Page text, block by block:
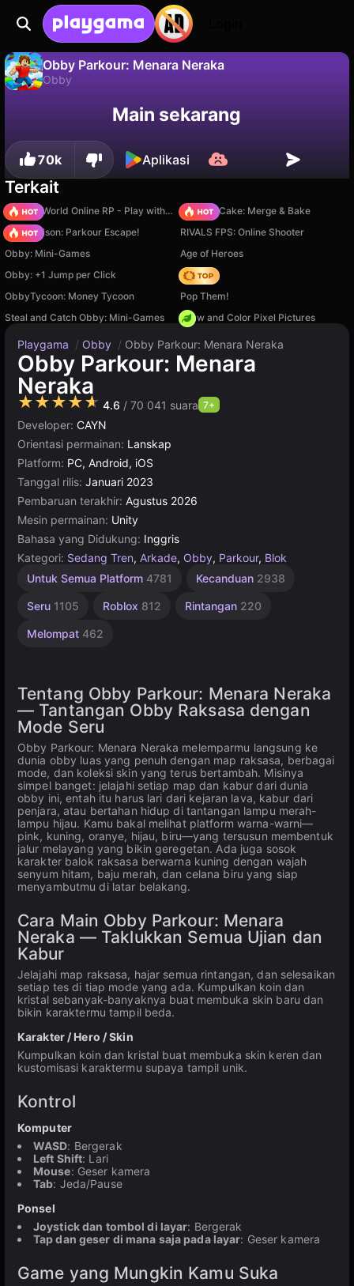
Obby Parkour: Menara Neraka
Obby
Simpan progresnya!
Main sekarang
70k Aplikasi
Terkait
Sprunki World Online RP - Play with Friends!
Piece of Cake: Merge & Bake
Barry Prison: Parkour Escape!
RIVALS FPS: Online Shooter
Obby: Mini-Games
Age of Heroes
Obby: +1 Jump per Click
Hedgies
ObbyTycoon: Money Tycoon
Pop Them!
Steal and Catch Obby: Mini-Games
Draw and Color Pixel Pictures
Playgama / Obby / Obby Parkour: Menara Neraka
Obby Parkour: Menara
Neraka
★★★★★ 4.6 / 70 041 suara 7+
Developer: CAYN
Orientasi permainan: Lanskap
Platform: PC, Android, iOS
Tanggal rilis: Januari 2023
Pembaruan terakhir: Agustus 2026
Mesin permainan: Unity
Bahasa yang Didukung: Inggris
Kategori: Sedang Tren, Arkade, Obby, Parkour, Blok
Untuk Semua Platform 4781 Kecanduan 2938
Seru 1105 Roblox 812 Rintangan 220
Melompat 462
Pikiran
Mengumpulkan
Ketangkasan
Desktop
1
4146
Rekomendasi
Online
5021
Unity
3174
67
71
Tentang Obby Parkour: Menara Neraka
— Tantangan Obby Raksasa dengan
Mode Seru
Obby Parkour: Menara Neraka melemparmu langsung ke
dunia obby luas yang penuh dengan map raksasa, berbagai
mode, dan koleksi skin yang terus bertambah. Misinya
simpel banget: jelajahi setiap map dan kabur dari dunia
obby ini, entah itu harus lari dari kejaran lava, kabur dari
penjara, atau bertahan hidup di tantangan lampu merah-
lampu hijau. Kamu bakal melihat platform warna-warni—
pink, kuning, oranye, hijau, biru—yang tersusun membentuk
jalur melayang yang bikin geregetan. Ada juga sosok
karakter balok raksasa berwarna kuning dengan wajah
senyum hitam, baju merah, dan celana biru yang siap
menyambutmu di latar belakang.
Cara Main Obby Parkour: Menara
Neraka — Taklukkan Semua Ujian dan
Kabur
Jelajahi map raksasa, hajar semua rintangan, dan selesaikan
setiap tes di tiap mode yang ada. Kumpulkan koin dan
kristal sebanyak-banyaknya buat membuka skin baru dan
bikin karaktermu tampil beda.
Karakter / Hero / Skin
Kumpulkan koin dan kristal buat membuka skin keren dan
kustomisasi karaktermu supaya tampil unik.
Kontrol
Komputer
WASD: Bergerak
Left Shift: Lari
Mouse: Geser kamera
Tab: Jeda/Pause
Ponsel
Joystick dan tombol di layar: Bergerak
Tap dan geser di mana saja pada layar: Geser kamera
Game yang Mungkin Kamu Suka